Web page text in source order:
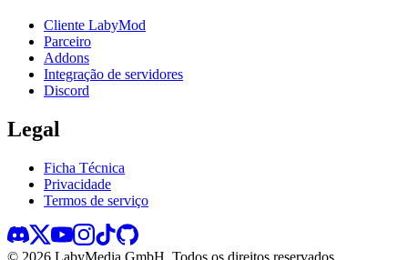
Cliente LabyMod
Parceiro
Addons
Integração de servidores
Discord
Legal
Ficha Técnica
Privacidade
Termos de serviço
© 2026 LabyMedia GmbH. Todos os direitos reservados.